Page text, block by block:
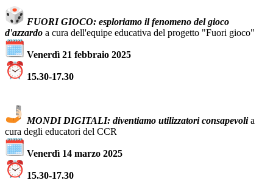
FUORI GIOCO: esploriamo il fenomeno del gioco
d'azzardo a cura dell'equipe educativa del progetto "Fuori gioco"
Venerdì 21 febbraio 2025
15.30-17.30
MONDI DIGITALI: diventiamo utilizzatori consapevolia
cura degli educatori del CCR
Venerdì 14 marzo 2025
15.30-17.30